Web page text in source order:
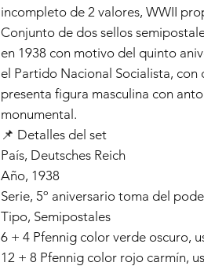
incompleto de 2 valores, WWII
Conjunto de dos sellos
en 1938 con motivo del quinto
el Partido Nacional Socialista,
presenta figura masculina con
monumental.
📌 Detalles del set
País, Deutsches Reich
Año, 1938
Serie, 5º aniversario toma del
Tipo, Semipostales
6 + 4 Pfennig color verde oscuro,
12 + 8 Pfennig color rojo carmín,